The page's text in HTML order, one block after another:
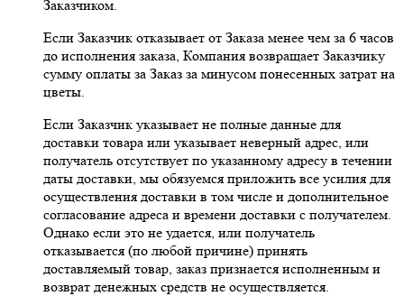
Заказчиком.
Если Заказчик отказывает от Заказа менее чем за 6 часов
до исполнения заказа, Компания возвращает Заказчику
сумму оплаты за Заказ за минусом понесенных затрат на
цветы.
Если Заказчик указывает не полные данные для
доставки товара или указывает неверный адрес, или
получатель отсутствует по указанному адресу в течении
даты доставки, мы обязуемся приложить все усилия для
осуществления доставки в том числе и дополнительное
согласование адреса и времени доставки с получателем.
Однако если это не удается, или получатель
отказывается (по любой причине) принять
доставляемый товар, заказ признается исполненным и
возврат денежных средств не осуществляется.